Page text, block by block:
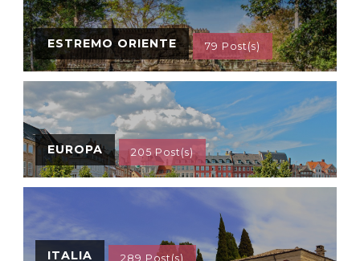
ESTREMO ORIENTE 79 Post(s)
EUROPA 205 Post(s)
ITALIA 289 Post(s)